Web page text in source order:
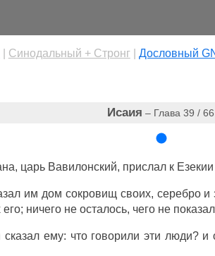
| Cинодальный + Стронг| Дословный
Исаия – Глава 39 / 66
, царь Вавилонский, прислалк Езекии
им дом сокровищ своих, сереброи
его; ничего не осталось, чего не показал
сказал ему: что говорили эти люди? и